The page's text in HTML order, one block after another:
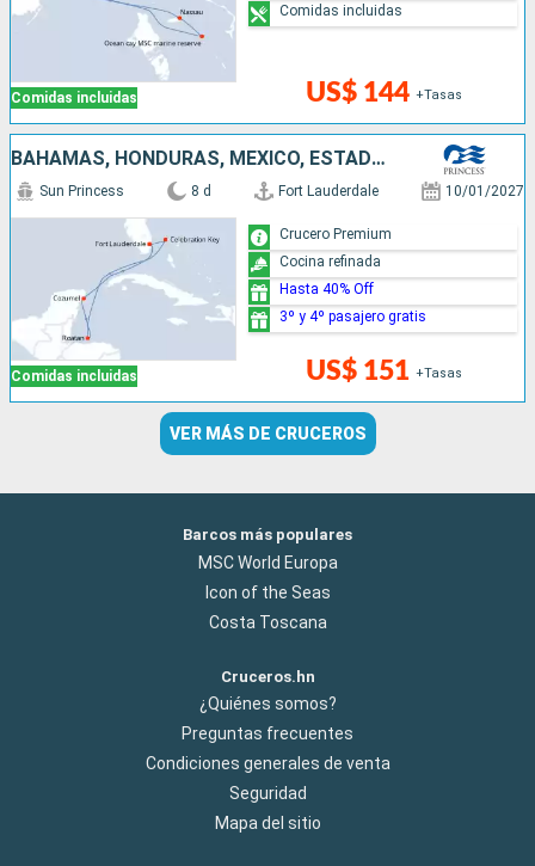
Comidas incluidas US$ 144 +Tasas
Comidas incluidas
BAHAMAS, HONDURAS, MÉXICO, ESTADOS UNIDOS
Comidas incluidas
Sun Princess 8 d Fort Lauderdale 10/01/2027
US$ 151 +Tasas
Crucero Premium
Cocina refinada
Hasta 40% Off
3º y 4º pasajero gratis
VER MÁS DE CRUCEROS
Barcos más populares
MSC World Europa
Icon of the Seas
Costa Toscana
Cruceros.hn
¿Quiénes somos?
Preguntas frecuentes
Condiciones generales de venta
Seguridad
Mapa del sitio